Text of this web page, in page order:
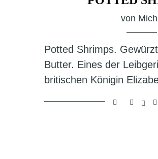
von
Potted Shrimps.
Butter. Eines der
britischen Königin